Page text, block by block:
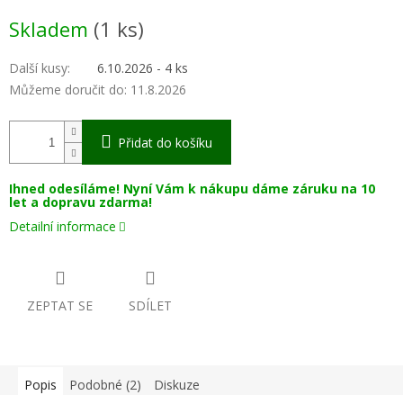
cena:
Skladem (1 ks)
Další kusy:
6.10.2026 - 4 ks
Můžeme doručit do: 11.8.2026
Přidat do košíku
Ihned odesíláme! Nyní Vám k nákupu dáme záruku na 10
let a dopravu zdarma!
Detailní informace
ZEPTAT SE SDÍLET
Popis Podobné (2) Diskuze